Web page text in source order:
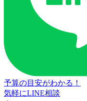
予算の目安がわかる！
気軽にLINE相談